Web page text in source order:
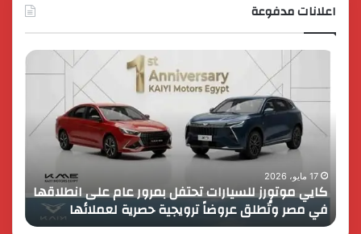
اعلانات مدفوعة
للسيارات
بمرور
انطلاقها
في
مصر
وتُطلق
17 مايو، 2026
كايي موتورز للسيارات تحتفل بمرور عام على انطلاقها
في مصر وتُطلق عروضاً ترويجية حصرية لعملائها
إطلاق